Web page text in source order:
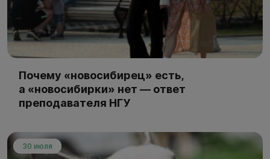
Почему «новосибирец» есть,
а «новосибирки» нет — ответ
преподавателя НГУ
30 июля